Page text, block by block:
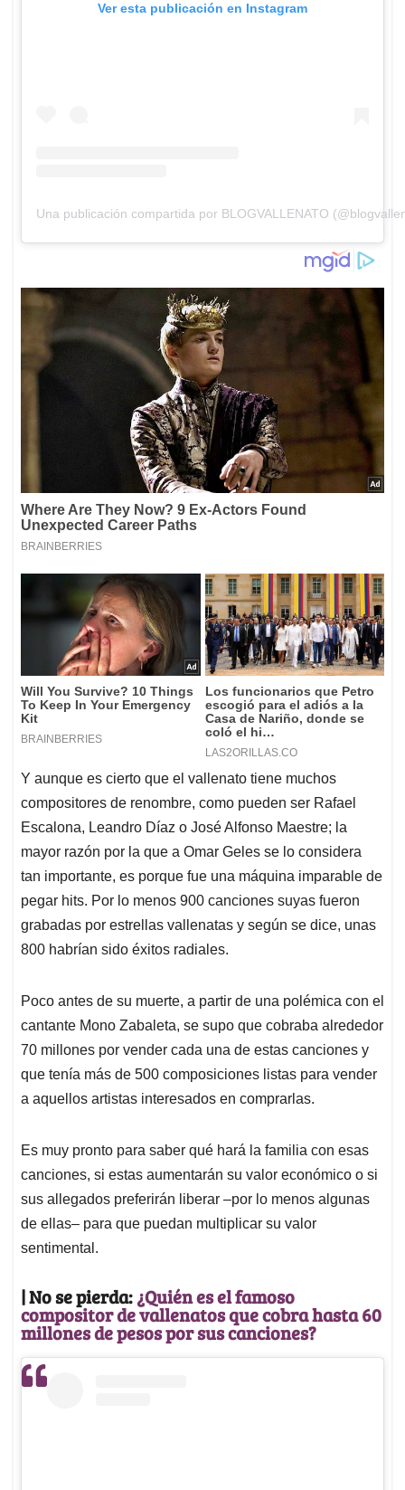
Ver esta publicación en Instagram
Una publicación compartida por BLOGVALLENATO
Y aunque es cierto que el vallenato tiene muchos
compositores de renombre, como pueden ser Rafael
Escalona, Leandro Díaz o José Alfonso Maestre; la
mayor razón por la que a Omar Geles se lo considera
tan importante, es porque fue una máquina imparable de
pegar hits. Por lo menos 900 canciones suyas fueron
grabadas por estrellas vallenatas y según se dice, unas
800 habrían sido éxitos radiales.
Poco antes de su muerte, a partir de una polémica con el
cantante Mono Zabaleta, se supo que cobraba alrededor
70 millones por vender cada una de estas canciones y
que tenía más de 500 composiciones listas para vender
a aquellos artistas interesados en comprarlas.
Es muy pronto para saber qué hará la familia con esas
canciones, si estas aumentarán su valor económico o si
sus allegados preferirán liberar –por lo menos algunas
de ellas– para que puedan multiplicar su valor
sentimental.
| No se pierda:¿Quién es el famoso
compositor de vallenatos que cobra hasta 60
millones de pesos por sus canciones?